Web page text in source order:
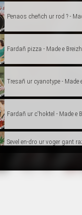
Penaos cheñch ur rod ? -
Fardañ pizza - Made e Breizh
Tresañ ur cyanotype - Made
Fardañ ur c'hoktel - Made e
Sevel en-dro ur voger gant